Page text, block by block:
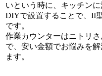
いという時に、キッチン
DIYで設置することで、II
です。
作業カウンターはニトリ
で、安い金額でお悩みを
ます。